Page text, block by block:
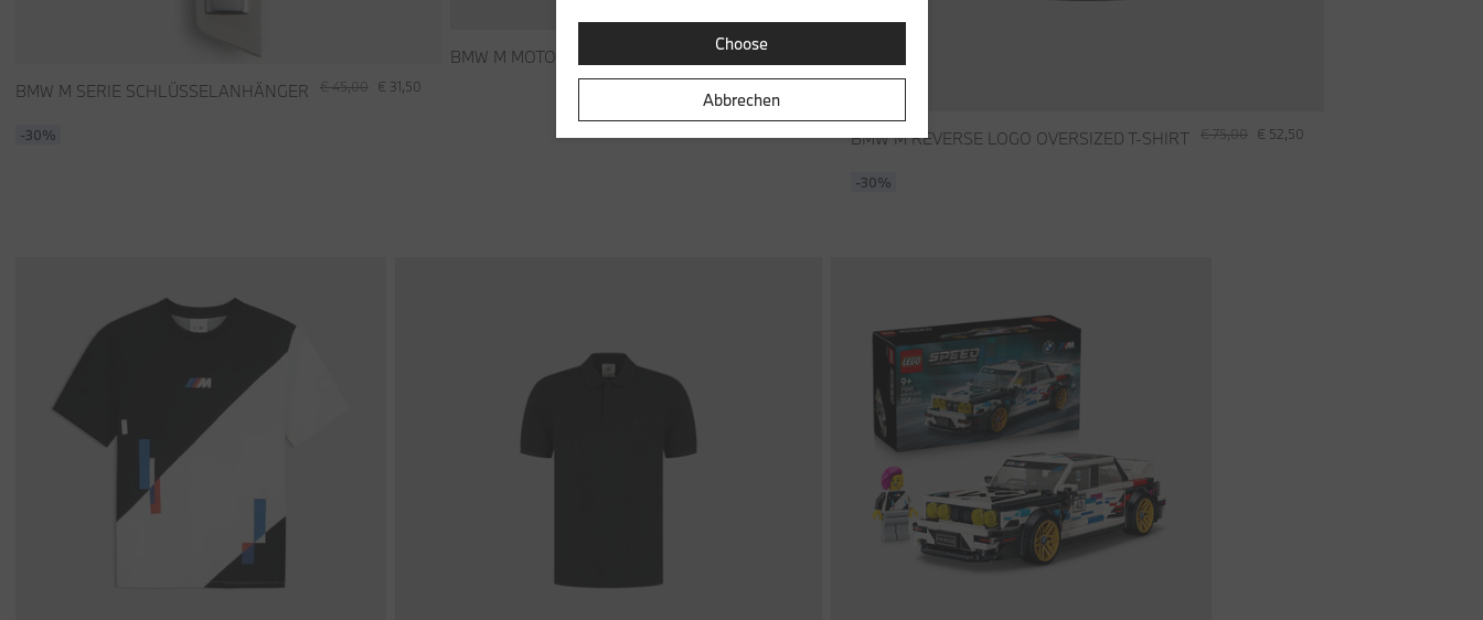
€ 45,00 € 31,50
BMW M SERIE SCHLÜSSELANHÄNGER
-30%
BMW M MOTORSPORT CURVE RUCKSACK
€ 75,00 € 52,50
BMW M REVERSE LOGO OVERSIZED T-SHIRT
-30%
Choose
Abbrechen